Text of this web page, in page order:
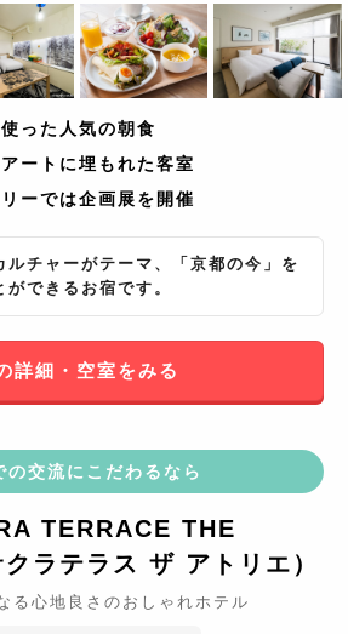
った人気の朝食
ートに埋もれた客室
ーでは企画展を開催
ルチャーがテーマ、「京都の今」を
ができるお宿です。
詳細・空室をみる
の交流にこだわるなら
TERRACE THE
ラテラス ザ アトリエ）
る心地良さのおしゃれホテル